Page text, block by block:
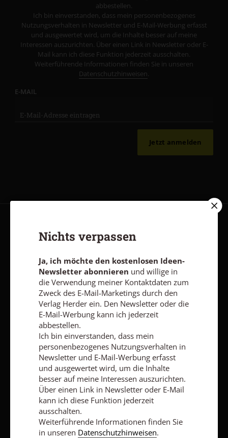
abbestellen.
Ich bin einverstanden, dass mein personenbezogenes
Nutzungsverhalten in Newsletter und E-Mail-Werbung erfasst
und ausgewertet wird, um die Inhalte besser auf meine
Interessen auszurichten. Über einen Link in Newsletter oder E-
Mail kann ich diese Funktion jederzeit ausschalten.
Weiterführende Informationen finden Sie in unseren
Datenschutzhinweisen.
E-MAIL
Jetzt anmelden
Impressum
Vertrag widerrufen Abo online kündigen
Nichts verpassen
Ja, ich möchte den kostenlosen Ideen-
Newsletter abonnieren und willige in
die Verwendung meiner Kontaktdaten zum
Zweck des E-Mail-Marketings durch den
Verlag Herder ein. Den Newsletter oder die
E-Mail-Werbung kann ich jederzeit
abbestellen.
Ich bin einverstanden, dass mein
personenbezogenes Nutzungsverhalten in
Newsletter und E-Mail-Werbung erfasst
und ausgewertet wird, um die Inhalte
besser auf meine Interessen auszurichten.
Über einen Link in Newsletter oder E-Mail
kann ich diese Funktion jederzeit
ausschalten.
Weiterführende Informationen finden Sie
in unseren Datenschutzhinweisen.